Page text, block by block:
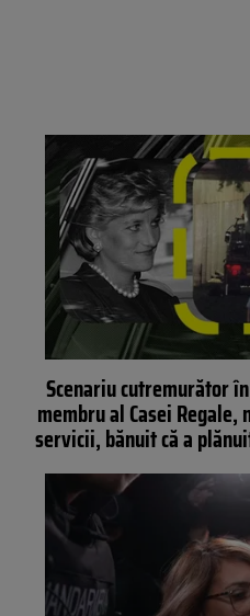
Scenariu cutremurător
membru al Casei
servicii, bănuit că a